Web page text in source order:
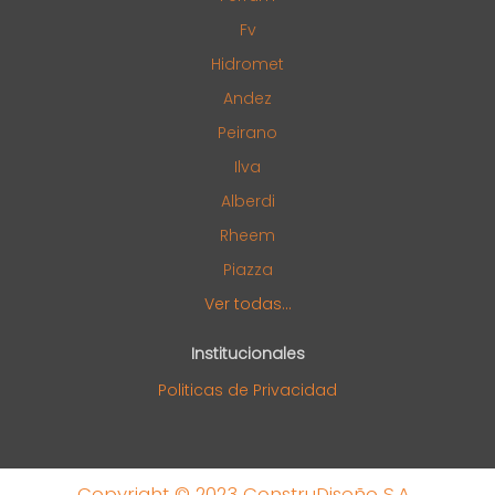
Fv
Hidromet
Andez
Peirano
Ilva
Alberdi
Rheem
Piazza
Ver todas...
Institucionales
Politicas de Privacidad